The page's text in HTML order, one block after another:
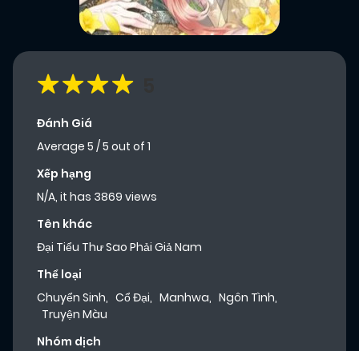
Đánh Giá
Average 5 /5 out of 1
Xếp hạng
N/A, it has 3869 views
Tên khác
Đại Tiểu Thư Sao Phải Giả Nam
Thể loại
Chuyển Sinh, Cổ Đại, Manhwa, Ngôn Tình,
Truyện Màu
Nhóm dịch